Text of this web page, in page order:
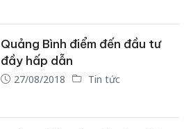
Quảng Bình điểm đến đầu tư
đầy hấp dẫn
27/08/2018 Tin tức